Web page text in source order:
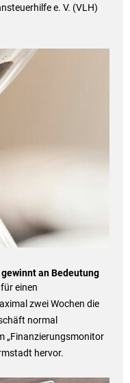
e. V. (VLH)
an Bedeutung
einen
zwei Wochen die
normal
„Finanzierungsmonitor
hervor.